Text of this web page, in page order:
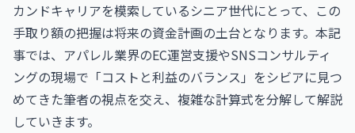
カンドキャリアを模索しているシニア世代にとって、この
手取り額の把握は将来の資金計画の土台となります。本記
事では、アパレル業界のEC運営支援やSNSコンサルティ
ングの現場で「コストと利益のバランス」をシビアに見つ
めてきた筆者の視点を交え、複雑な計算式を分解して解説
していきます。